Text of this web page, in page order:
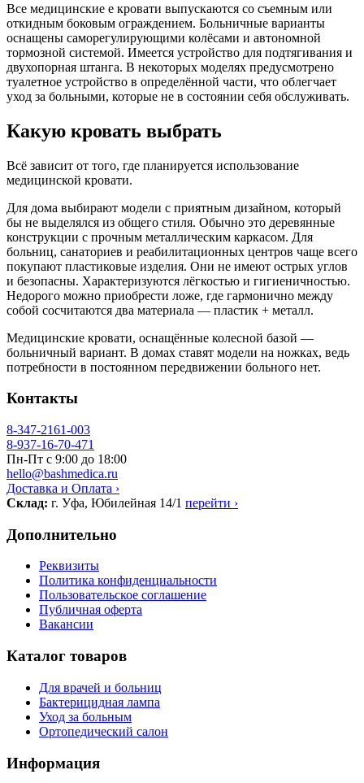
Все медицинские е кровати выпускаются со съемным или
откидным боковым ограждением. Больничные варианты
оснащены саморегулирующими колёсами и автономной
тормозной системой. Имеется устройство для подтягивания и
двухопорная штанга. В некоторых моделях предусмотрено
туалетное устройство в определённой части, что облегчает
уход за больными, которые не в состоянии себя обслуживать.
Какую кровать выбрать
Всё зависит от того, где планируется использование
медицинской кровати.
Для дома выбирают модели с приятным дизайном, который
бы не выделялся из общего стиля. Обычно это деревянные
конструкции с прочным металлическим каркасом. Для
больниц, санаториев и реабилитационных центров чаще всего
покупают пластиковые изделия. Они не имеют острых углов
и безопасны. Характеризуются лёгкостью и гигиеничностью.
Недорого можно приобрести ложе, где гармонично между
собой сосчитаются два материала — пластик + металл.
Медицинские кровати, оснащённые колесной базой —
больничный вариант. В домах ставят модели на ножках, ведь
потребности в постоянном передвижении больного нет.
Контакты
8-347-2161-003
8-937-16-70-471
Пн-Пт с 9:00 до 18:00
hello@bashmedica.ru
Доставка и Оплата ›
Склад: г. Уфа, Юбилейная 14/1 перейти ›
Дополнительно
Реквизиты
Политика конфиденциальности
Пользовательское соглашение
Публичная оферта
Вакансии
Каталог товаров
Для врачей и больниц
Бактерицидная лампа
Уход за больным
Ортопедический салон
Информация